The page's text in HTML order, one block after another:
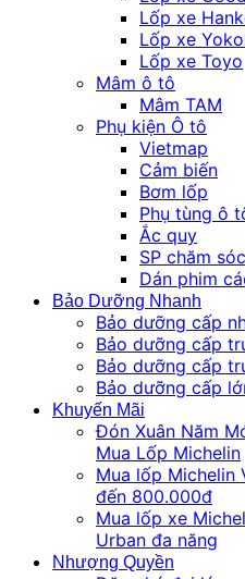
Lốp xe
Lốp xe
Lốp xe Toyo
Mâm ô tô
Mâm TAM
Phụ kiện Ô tô
Vietmap
Cảm biến
Bơm lốp
Phụ tùng ô
Ắc quy
SP chăm
Dán phim
Bảo Dưỡng Nhanh
Bảo dưỡng cấp
Bảo dưỡng cấp
Bảo dưỡng cấp
Bảo dưỡng cấp
Khuyến Mãi
Đón Xuân Năm
Mua Lốp Michelin
Mua lốp Michelin
đến 800.000đ
Mua lốp xe
Urban đa năng
Nhượng Quyền